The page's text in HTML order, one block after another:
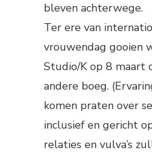
bleven achterwege.
Ter ere van
vrouwendag gooien
Studio/K op 8 maart
andere boeg.
komen praten over
inclusief en gericht
relaties en vulva’s